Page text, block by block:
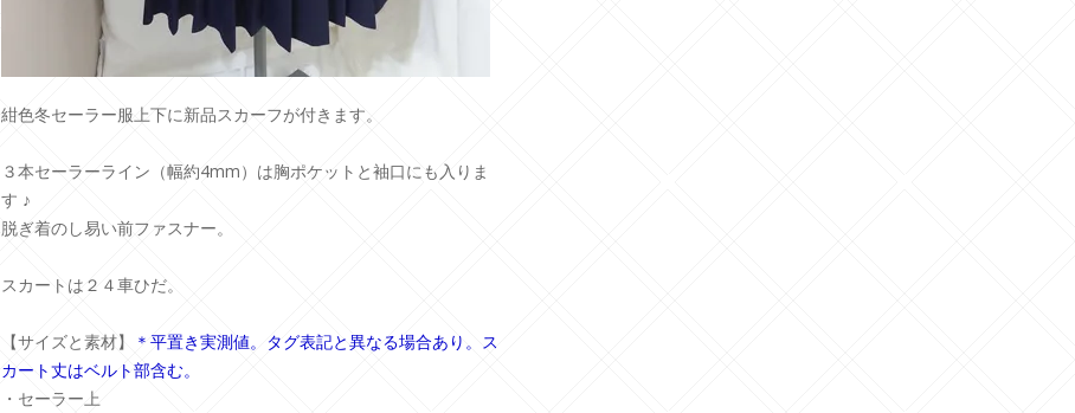
紺色冬セーラー服上下に新品スカーフが付きます。
３本セーラーライン（幅約4mm）は胸ポケットと袖口にも入りま
す ♪
脱ぎ着のし易い前ファスナー。
スカートは２４車ひだ。
【サイズと素材】
＊平置き実測値。タグ表記と異なる場合あり。ス
カート丈はベルト部含む。
・セーラー上